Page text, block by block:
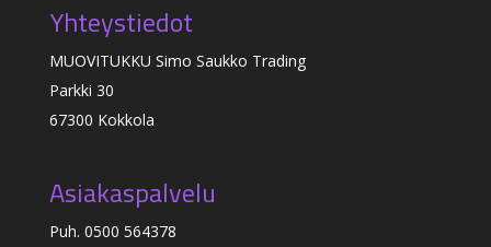
Yhteystiedot
MUOVITUKKU Simo Saukko Trading
Parkki 30
67300 Kokkola
Asiakaspalvelu
Puh. 0500 564378